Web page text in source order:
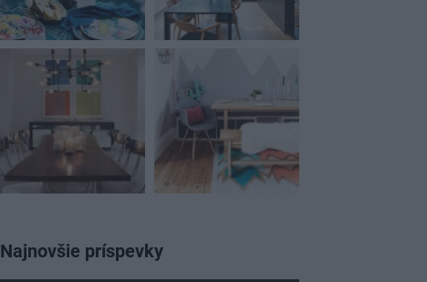
Najnovšie príspevky